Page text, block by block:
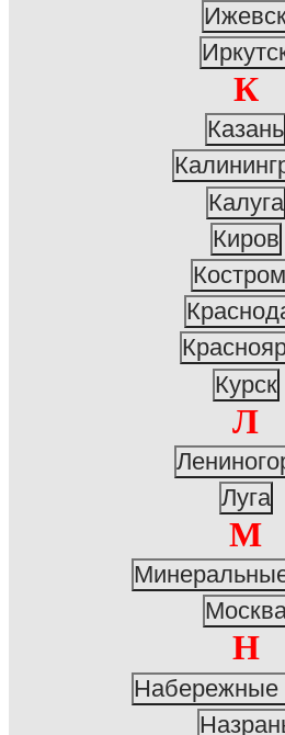
К
Казань
Калуга
Киров
Курск
Л
Луга
М
Н
Набережные